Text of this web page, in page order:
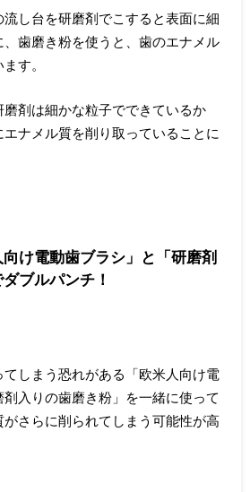
流し台を研磨剤でこすると表面に細
歯磨き粉を使うと、歯のエナメル
す。
剤は細かな粒子でできているか
ナメル質を削り取っていることに
け電動歯ブラシ」と「研磨剤
ブルパンチ！
しまう恐れがある「欧米人向け電
入りの歯磨き粉」を一緒に使って
さらに削られてしまう可能性が高